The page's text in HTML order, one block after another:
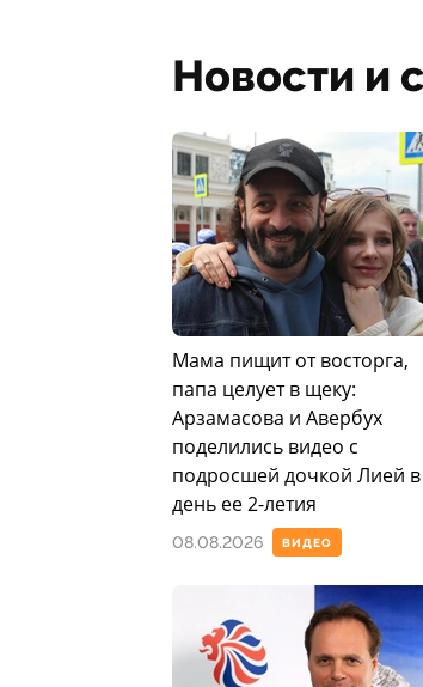
Новости и
ВИДЕО
Мама пищит от восторга,
папа целует в щеку:
Арзамасова и Авербух
поделились видео с
подросшей дочкой Лией в
день ее 2-летия
08.08.2026